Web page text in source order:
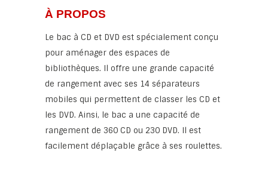
À PROPOS
Le bac à CD et DVD est spécialement conçu
pour aménager des espaces de
bibliothèques. Il offre une grande capacité
de rangement avec ses 14 séparateurs
mobiles qui permettent de classer les CD et
les DVD. Ainsi, le bac a une capacité de
rangement de 360 CD ou 230 DVD. Il est
facilement déplaçable grâce à ses roulettes.